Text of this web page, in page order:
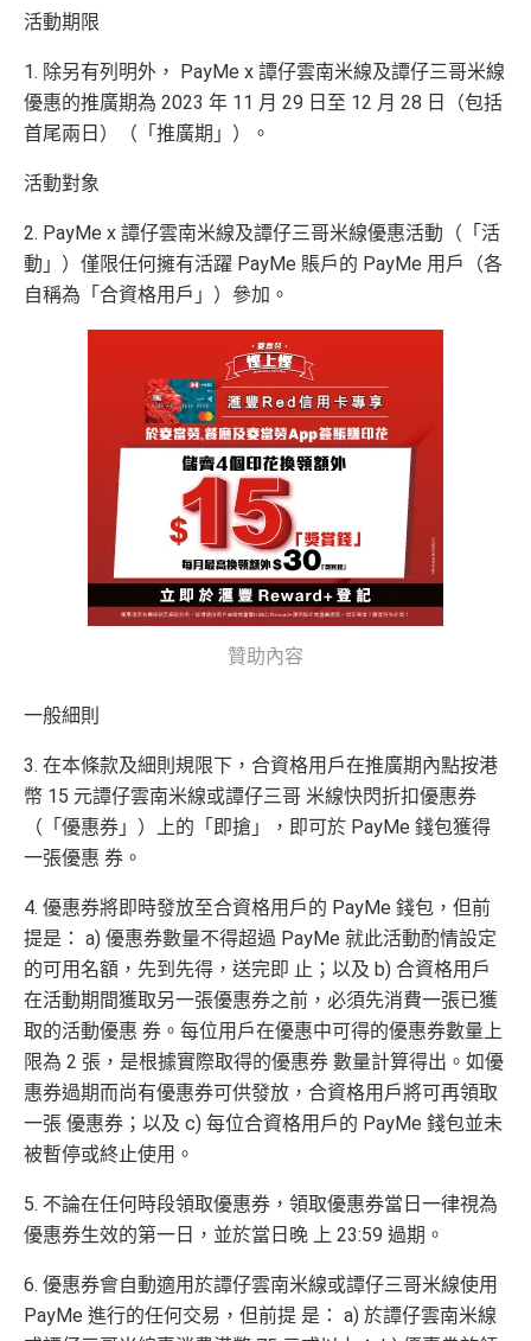
活動期限
1. 除另有列明外， PayMe x 譚仔雲南米線及譚仔三哥米線
優惠的推廣期為 2023 年 11 月 29 日至 12 月 28 日（包括
首尾兩日）（「推廣期」）。
活動對象
2. PayMe x 譚仔雲南米線及譚仔三哥米線優惠活動（「活
動」）僅限任何擁有活躍 PayMe 賬戶的 PayMe 用戶（各
自稱為「合資格用戶」）參加。
贊助內容
一般細則
3. 在本條款及細則規限下，合資格用戶在推廣期內點按港
幣 15 元譚仔雲南米線或譚仔三哥 米線快閃折扣優惠券
（「優惠券」）上的「即搶」，即可於 PayMe 錢包獲得
一張優惠 券。
4. 優惠券將即時發放至合資格用戶的 PayMe 錢包，但前
提是： a) 優惠券數量不得超過 PayMe 就此活動酌情設定
的可用名額，先到先得，送完即 止；以及 b) 合資格用戶
在活動期間獲取另一張優惠券之前，必須先消費一張已獲
取的活動優惠 券。每位用戶在優惠中可得的優惠券數量上
限為 2 張，是根據實際取得的優惠券 數量計算得出。如優
惠券過期而尚有優惠券可供發放，合資格用戶將可再領取
一張 優惠券；以及 c) 每位合資格用戶的 PayMe 錢包並未
被暫停或終止使用。
5. 不論在任何時段領取優惠券，領取優惠券當日一律視為
優惠券生效的第一日，並於當日晚 上 23:59 過期。
6. 優惠券會自動適用於譚仔雲南米線或譚仔三哥米線使用
PayMe 進行的任何交易，但前提 是： a) 於譚仔雲南米線